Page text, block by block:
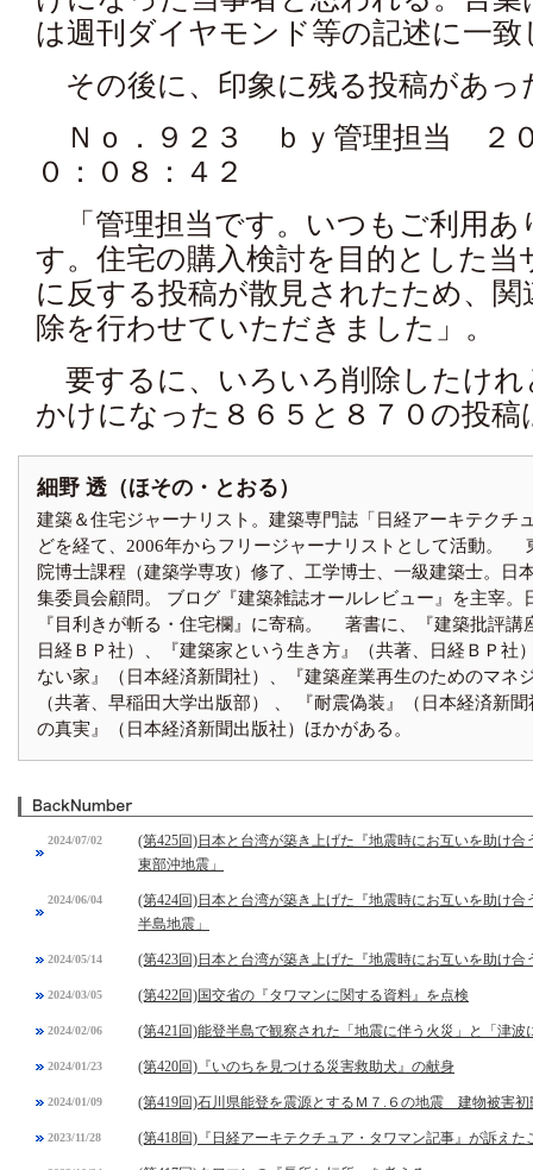
は週刊ダイヤモンド等の記述に一致
その後に、印象に残る投稿があっ
Ｎｏ．９２３ ｂｙ管理担当 ２
０：０８：４２
「管理担当です。いつもご利用あ
す。住宅の購入検討を目的とした当
に反する投稿が散見されたため、
除を行わせていただきました」。
要するに、いろいろ削除したけれ
かけになった８６５と８７０の投
細野 透（ほその・とおる）
建築＆住宅ジャーナリスト。建築専門誌「日経アーキテクチ
どを経て、2006年からフリージャーナリストとして活動。
院博士課程（建築学専攻）修了、工学博士、一級建築士。日
集委員会顧問。 ブログ『建築雑誌オールレビュー』を主宰。
『目利きが斬る・住宅欄』に寄稿。 著書に、『建築批評講
日経ＢＰ社）、『建築家という生き方』（共著、日経ＢＰ社
ない家』（日本経済新聞社）、『建築産業再生のためのマネ
（共著、早稲田大学出版部） 、 『耐震偽装』（日本経済新
の真実』（日本経済新聞出版社）ほかがある。
2024/07/02
(第425回)日本と台湾が築き上げた『地震時にお互いを助け
東部沖地震」
2024/06/04
(第424回)日本と台湾が築き上げた『地震時にお互いを助け
半島地震」
2024/05/14 (第423回)日本と台湾が築き上げた『地震時にお互いを助け合
2024/03/05 (第422回)国交省の『タワマンに関する資料』を点検
2024/02/06 (第421回)能登半島で観察された「地震に伴う火災」と「津波
2024/01/23 (第420回)『いのちを見つける災害救助犬』の献身
2024/01/09 (第419回)石川県能登を震源とするＭ７.６の地震 建物被害初
2023/11/28 (第418回)『日経アーキテクチュア・タワマン記事』が訴えた